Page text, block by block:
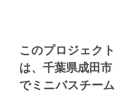
このプロジェクト
は、千葉県成田市
でミニバスチーム